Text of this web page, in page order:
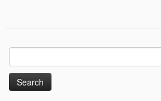
Search
for: